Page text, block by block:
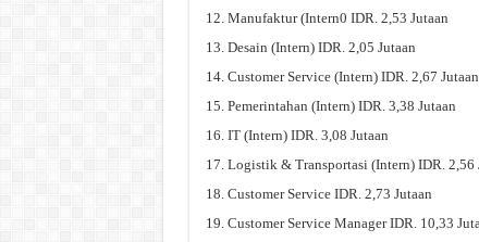
Manufaktur (Intern0 IDR. 2,53 Jutaan
Desain (Intern) IDR. 2,05 Jutaan
Customer Service (Intern) IDR. 2,67 Jutaan
Pemerintahan (Intern) IDR. 3,38 Jutaan
IT (Intern) IDR. 3,08 Jutaan
Logistik & Transportasi (Intern) IDR. 2,56
Customer Service IDR. 2,73 Jutaan
Customer Service Manager IDR. 10,33